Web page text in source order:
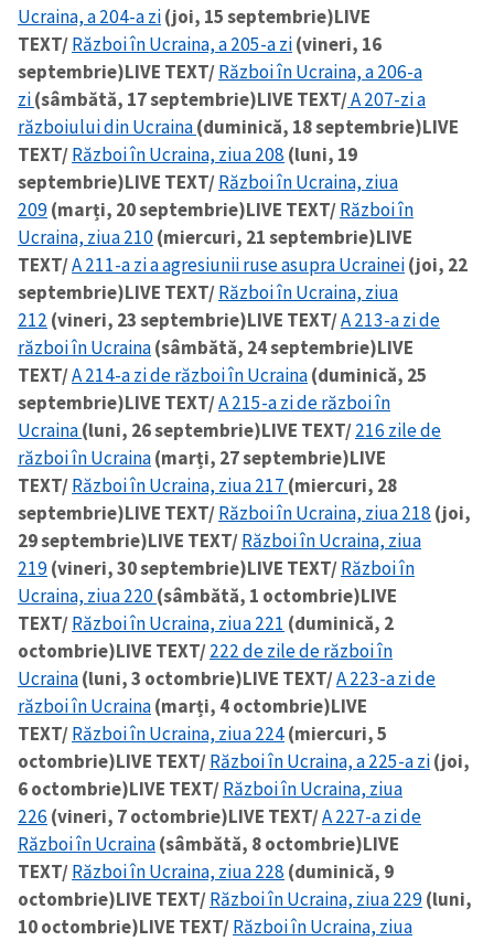
Ucraina, a 204-a zi(joi, 15 septembrie)LIVE
TEXT/Război în Ucraina, a 205-a zi(vineri, 16
septembrie)LIVE TEXT/Război în Ucraina, a 206-a
zi(sâmbătă, 17 septembrie)LIVE TEXT/A 207-zi a
războiului din Ucraina(duminică, 18 septembrie)LIVE
TEXT/Război în Ucraina, ziua 208 (luni, 19
septembrie)LIVE TEXT/Război în Ucraina, ziua
209(marți, 20 septembrie)LIVE TEXT/Război în
Ucraina, ziua 210(miercuri, 21 septembrie)LIVE
TEXT/A 211-a zi a agresiunii ruse asupra Ucrainei(joi, 22
septembrie)LIVE TEXT/Război în Ucraina, ziua
212 (vineri, 23 septembrie)LIVE TEXT/A 213-a zi de
război în Ucraina(sâmbătă, 24 septembrie)LIVE
TEXT/A 214-a zi de război în Ucraina(duminică, 25
septembrie)LIVE TEXT/A 215-a zi de război în
Ucraina(luni, 26 septembrie)LIVE TEXT/216 zile de
război în Ucraina(marți, 27 septembrie)LIVE
TEXT/Război în Ucraina, ziua 217 (miercuri, 28
septembrie)LIVE TEXT/Război în Ucraina, ziua 218 (joi,
29 septembrie)LIVE TEXT/Război în Ucraina, ziua
219(vineri, 30 septembrie)LIVE TEXT/Război în
Ucraina, ziua 220(sâmbătă, 1 octombrie)LIVE
TEXT/Război în Ucraina, ziua 221 (duminică, 2
octombrie)LIVE TEXT/222 de zile de război în
Ucraina(luni, 3 octombrie)LIVE TEXT/A 223-a zi de
război în Ucraina(marți, 4 octombrie)LIVE
TEXT/Război în Ucraina, ziua 224(miercuri, 5
octombrie)LIVE TEXT/Război în Ucraina, a 225-a zi(joi,
6 octombrie)LIVE TEXT/Război în Ucraina, ziua
226 (vineri, 7 octombrie)LIVE TEXT/A 227-a zi de
Război în Ucraina(sâmbătă, 8 octombrie)LIVE
TEXT/Război în Ucraina, ziua 228 (duminică, 9
octombrie)LIVE TEXT/Război în Ucraina, ziua 229(luni,
10 octombrie)LIVE TEXT/Război în Ucraina, ziua